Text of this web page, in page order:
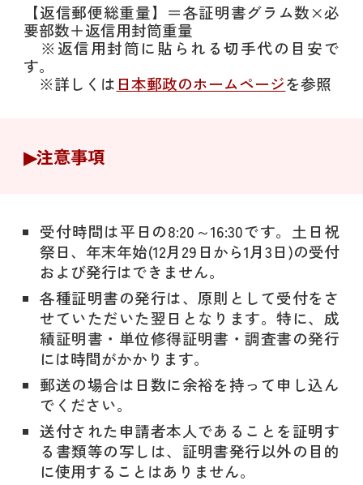
【返信郵便総重量】＝各証明書グラム数×必
要部数＋返信用封筒重量
※返信用封筒に貼られる切手代の目安で
す。
※詳しくは 日本郵政のホームページを参照
▶︎注意事項
受付時間は平日の8:20～16:30です。土日祝
祭日、年末年始(12月29日から1月3日)の受付
および発行はできません。
各種証明書の発行は、原則として受付をさ
せていただいた翌日となります。特に、成
績証明書・単位修得証明書・調査書の発行
には時間がかかります。
郵送の場合は日数に余裕を持って申し込ん
でください。
送付された申請者本人であることを証明す
る書類等の写しは、証明書発行以外の目的
に使用することはありません。